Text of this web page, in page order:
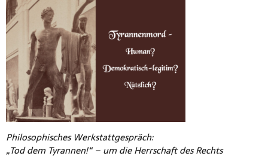
Philosophisches Werkstattgespräch:
„Tod dem Tyrannen!“ – um die Herrschaft des Rechts